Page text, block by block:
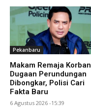
Pekanbaru
Makam Remaja Korban
Dugaan Perundungan
Dibongkar, Polisi Cari
Fakta Baru
6 Agustus 2026 -15:39